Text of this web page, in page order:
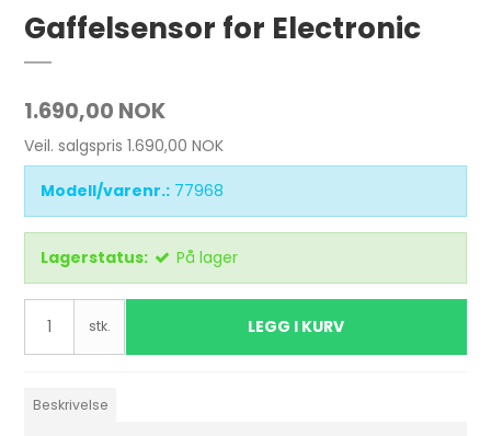
Gaffelsensor for Electronic
1.690,00 NOK
Veil. salgspris 1.690,00 NOK
Modell/varenr.: 77968
Lagerstatus: På lager
stk. LEGG I KURV
Beskrivelse